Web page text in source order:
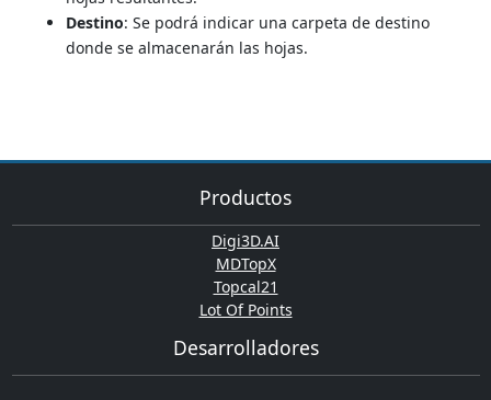
Destino: Se podrá indicar una carpeta de destino
donde se almacenarán las hojas.
Productos
Digi3D.AI
MDTopX
Topcal21
Lot Of Points
Desarrolladores